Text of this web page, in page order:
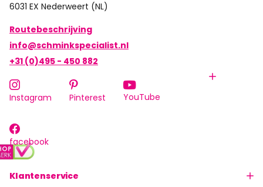
Klantenservice
6031 EX Nederweert (NL)
Routebeschrijving
info@schminkspecialist.nl
+31 (0)495 - 450 882
Instagram Pinterest YouTube
facebook